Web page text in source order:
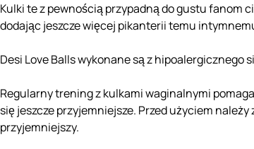
Kulki te z pewnością przypadną do gustu fanom
dodając jeszcze więcej pikanterii temu
Desi Love Balls wykonane są z
Regularny trening z kulkami waginalnymi
się jeszcze przyjemniejsze. Przed użyciem
przyjemniejszy.